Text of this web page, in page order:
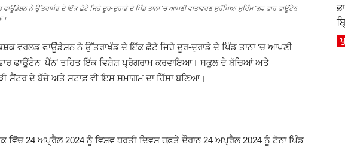
ਨੇ ਉੱਤਰਾਖੰਡ ਦੇ ਇੱਕ ਛੋਟੇ ਜਿਹੇ ਦੂਰ-ਦੁਰਾਡੇ ਦੇ ਪਿੰਡ ਤਾਨਾ 'ਚ ਆਪਣੀ ਵਾਤਾਵਰਣ ਸੁਰੱਖਿਆ ਮੁਹਿੰਮ 'ਲਵ ਫਾਰ ਫਾਊਂਟੇਨ
ਵਰਲਡ ਫਾਊਂਡੇਸ਼ਨ ਨੇ ਉੱਤਰਾਖੰਡ ਦੇ ਇੱਕ ਛੋਟੇ ਜਿਹੇ ਦੂਰ-ਦੁਰਾਡੇ ਦੇ ਪਿੰਡ ਤਾਨਾ ‘ਚ ਆਪਣੀ
ਫਾਊਂਟੇਨ ਪੈੱਨ’ ਤਹਿਤ ਇੱਕ ਵਿਸ਼ੇਸ਼ ਪ੍ਰੋਗਰਾਮ ਕਰਵਾਇਆ। ਸਕੂਲ ਦੇ ਬੱਚਿਆਂ ਅਤੇ
ਸੈਂਟਰ ਦੇ ਬੱਚੇ ਅਤੇ ਸਟਾਫ਼ ਵੀ ਇਸ ਸਮਾਗਮ ਦਾ ਹਿੱਸਾ ਬਣਿਆ।
ਵਿੱਚ 24 ਅਪ੍ਰੈਲ 2024 ਨੂੰ ਵਿਸ਼ਵ ਧਰਤੀ ਦਿਵਸ ਹਫ਼ਤੇ ਦੌਰਾਨ 24 ਅਪ੍ਰੈਲ 2024 ਨੂੰ ਟੋਨਾ ਪਿੰਡ